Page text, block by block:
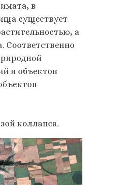
в
существует
а
Соответственно
и объектов
коллапса.